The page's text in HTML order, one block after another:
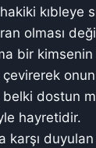
kıbleye
olması
bir
çevirerek
belki dostun
hayretidir.
karşı